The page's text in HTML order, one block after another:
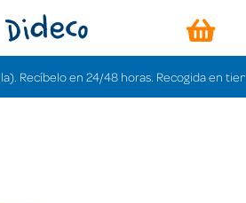
en 24/48 horas. Recogida en tiendas